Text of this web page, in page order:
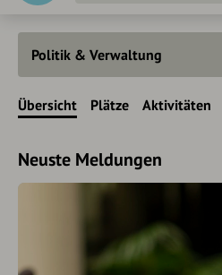
Politik & Verwaltung
Übersicht Plätze Aktivitäten
Neuste Meldungen